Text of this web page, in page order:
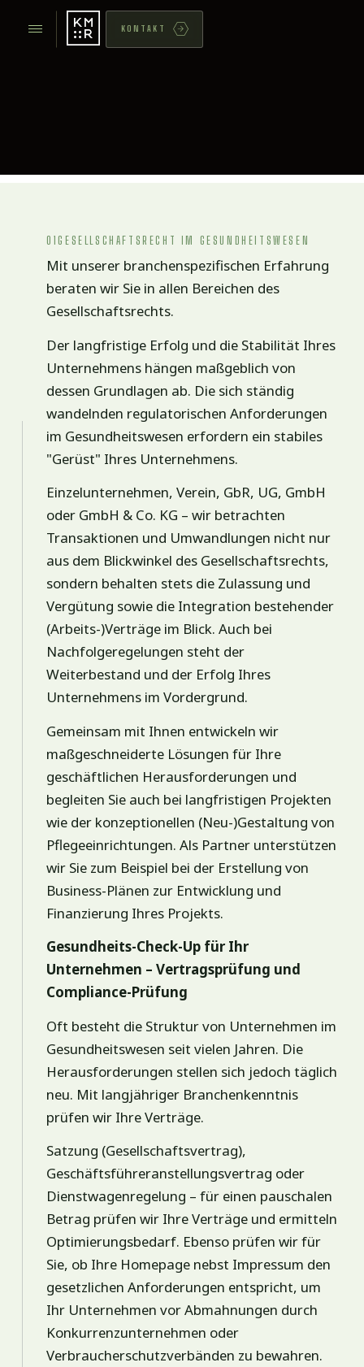
KONTAKT
01 GESELLSCHAFTSRECHT IM GESUNDHEITSWESEN
Mit unserer branchenspezifischen Erfahrung
beraten wir Sie in allen Bereichen des
Gesellschaftsrechts.
Der langfristige Erfolg und die Stabilität Ihres
Unternehmens hängen maßgeblich von
dessen Grundlagen ab. Die sich ständig
wandelnden regulatorischen Anforderungen
im Gesundheitswesen erfordern ein stabiles
"Gerüst" Ihres Unternehmens.
Einzelunternehmen, Verein, GbR, UG, GmbH
oder GmbH & Co. KG – wir betrachten
Transaktionen und Umwandlungen nicht nur
aus dem Blickwinkel des Gesellschaftsrechts,
sondern behalten stets die Zulassung und
Vergütung sowie die Integration bestehender
(Arbeits-)Verträge im Blick. Auch bei
Nachfolgeregelungen steht der
Weiterbestand und der Erfolg Ihres
Unternehmens im Vordergrund.
Gemeinsam mit Ihnen entwickeln wir
maßgeschneiderte Lösungen für Ihre
geschäftlichen Herausforderungen und
begleiten Sie auch bei langfristigen Projekten
wie der konzeptionellen (Neu-)Gestaltung von
Pflegeeinrichtungen. Als Partner unterstützen
wir Sie zum Beispiel bei der Erstellung von
Business-Plänen zur Entwicklung und
Finanzierung Ihres Projekts.
Gesundheits-Check-Up für Ihr
Unternehmen – Vertragsprüfung und
Compliance-Prüfung
Oft besteht die Struktur von Unternehmen im
Gesundheitswesen seit vielen Jahren. Die
Herausforderungen stellen sich jedoch täglich
neu. Mit langjähriger Branchenkenntnis
prüfen wir Ihre Verträge.
Satzung (Gesellschaftsvertrag),
Geschäftsführeranstellungsvertrag oder
Dienstwagenregelung – für einen pauschalen
Betrag prüfen wir Ihre Verträge und ermitteln
Optimierungsbedarf. Ebenso prüfen wir für
Sie, ob Ihre Homepage nebst Impressum den
gesetzlichen Anforderungen entspricht, um
Ihr Unternehmen vor Abmahnungen durch
Konkurrenzunternehmen oder
Verbraucherschutzverbänden zu bewahren.